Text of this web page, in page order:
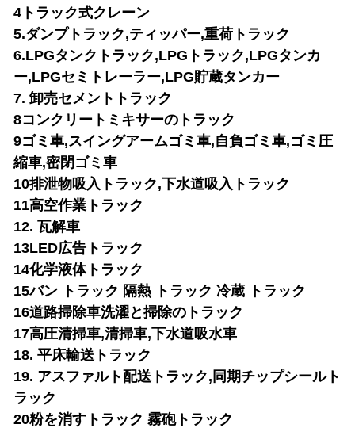
4トラック式クレーン
5.ダンプトラック,ティッパー,重荷トラック
6.LPGタンクトラック,LPGトラック,LPGタンカ
ー,LPGセミトレーラー,LPG貯蔵タンカー
7. 卸売セメントトラック
8コンクリートミキサーのトラック
9ゴミ車,スイングアームゴミ車,自負ゴミ車,ゴミ圧
縮車,密閉ゴミ車
10排泄物吸入トラック,下水道吸入トラック
11高空作業トラック
12. 瓦解車
13LED広告トラック
14化学液体トラック
15バン トラック 隔熱 トラック 冷蔵 トラック
16道路掃除車洗濯と掃除のトラック
17高圧清掃車,清掃車,下水道吸水車
18. 平床輸送トラック
19. アスファルト配送トラック,同期チップシールト
ラック
20粉を消すトラック 霧砲トラック